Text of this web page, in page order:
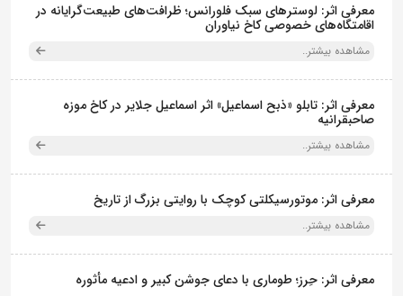
معرفی اثر: لوسترهای سبک فلورانس؛ ظرافت‌های طبیعت‌گرایانه در
اقامتگاه‌های خصوصی کاخ نیاوران
مشاهده بیشتر..
معرفی اثر: تابلو «ذبح اسماعیل» اثر اسماعیل جلایر در کاخ موزه
صاحبقرانیه
مشاهده بیشتر..
معرفی اثر: موتورسیکلتی کوچک با روایتی بزرگ از تاریخ
مشاهده بیشتر..
معرفی اثر: حِرز؛ طوماری با دعای جوشن کبیر و ادعیه مأثوره